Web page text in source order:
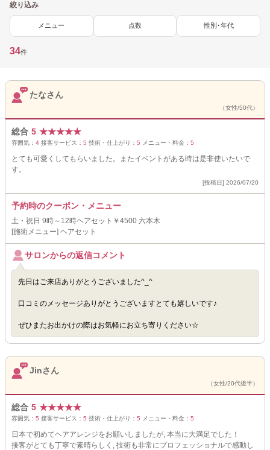
絞り込み
メニュー 点数 性別･年代
34件
たなさん
（女性/50代）
総合 5 ★★★★★
雰囲気： 4 接客サービス： 5 技術・仕上がり： 5 メニュー・料金： 5
とても可愛くしてもらいました。またイベントがある時は是非使いたいで
す。
[投稿日] 2026/07/20
予約時のクーポン・メニュー
土・祝日 9時～12時ヘアセット￥4500 六本木
[施術メニュー] ヘアセット
サロンからの返信コメント
先日はご来店ありがとうございました^_^
口コミのメッセージありがとうございますとても嬉しいです♪
ぜひまたお出かけの際はお気軽にお立ち寄りください☆
Jinさん
（女性/20代後半）
総合 5 ★★★★★
雰囲気： 5 接客サービス： 5 技術・仕上がり： 5 メニュー・料金： 5
日本で初めてヘアアレンジをお願いしましたが, 本当に大満足でした！
接客がとても丁寧で素晴らしく, 技術も非常にプロフェッショナルで感動し